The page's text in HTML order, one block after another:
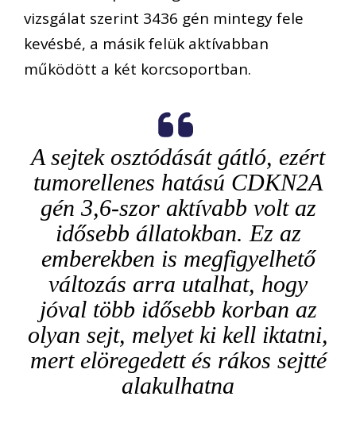
vizsgálat szerint 3436 gén mintegy fele
kevésbé, a másik felük aktívabban
működött a két korcsoportban.
A sejtek osztódását gátló, ezért
tumorellenes hatású CDKN2A
gén 3,6-szor aktívabb volt az
idősebb állatokban. Ez az
emberekben is megfigyelhető
változás arra utalhat, hogy
jóval több idősebb korban az
olyan sejt, melyet ki kell iktatni,
mert elöregedett és rákos sejtté
alakulhatna